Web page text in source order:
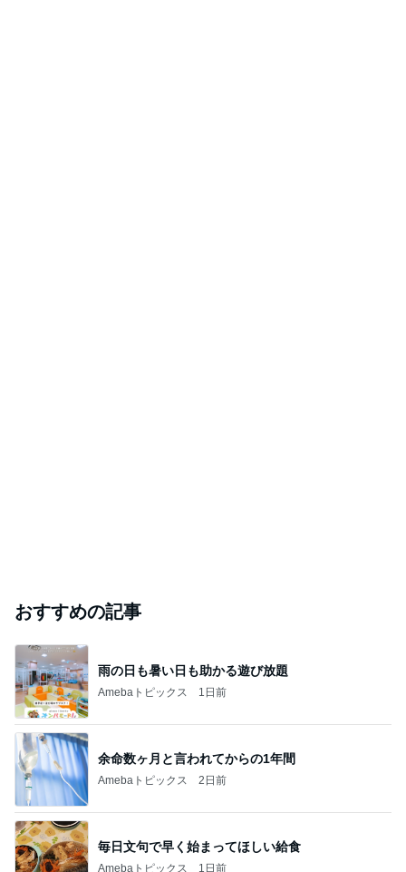
おすすめの記事
雨の日も暑い日も助かる遊び放題
Amebaトピックス 1日前
余命数ヶ月と言われてからの1年間
Amebaトピックス 2日前
毎日文句で早く始まってほしい給食
Amebaトピックス 1日前